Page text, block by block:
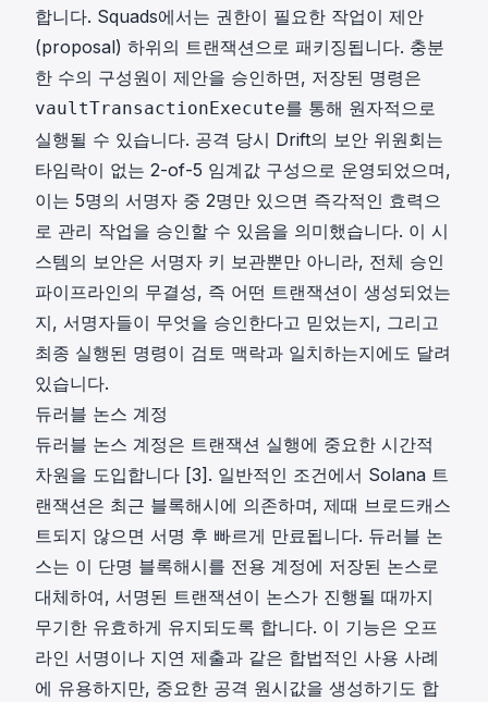
합니다. Squads에서는 권한이 필요한 작업이 제안
(proposal) 하위의 트랜잭션으로 패키징됩니다. 충분
한 수의 구성원이 제안을 승인하면, 저장된 명령은
vaultTransactionExecute를 통해 원자적으로
실행될 수 있습니다. 공격 당시 Drift의 보안 위원회는
타임락이 없는 2-of-5 임계값 구성으로 운영되었으며,
이는 5명의 서명자 중 2명만 있으면 즉각적인 효력으
로 관리 작업을 승인할 수 있음을 의미했습니다. 이 시
스템의 보안은 서명자 키 보관뿐만 아니라, 전체 승인
파이프라인의 무결성, 즉 어떤 트랜잭션이 생성되었는
지, 서명자들이 무엇을 승인한다고 믿었는지, 그리고
최종 실행된 명령이 검토 맥락과 일치하는지에도 달려
있습니다.
듀러블 논스 계정
듀러블 논스 계정은 트랜잭션 실행에 중요한 시간적
차원을 도입합니다 [3]. 일반적인 조건에서 Solana 트
랜잭션은 최근 블록해시에 의존하며, 제때 브로드캐스
트되지 않으면 서명 후 빠르게 만료됩니다. 듀러블 논
스는 이 단명 블록해시를 전용 계정에 저장된 논스로
대체하여, 서명된 트랜잭션이 논스가 진행될 때까지
무기한 유효하게 유지되도록 합니다. 이 기능은 오프
라인 서명이나 지연 제출과 같은 합법적인 사용 사례
에 유용하지만, 중요한 공격 원시값을 생성하기도 합